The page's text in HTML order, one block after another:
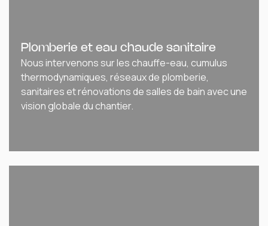
Plomberie et eau chaude sanitaire
Nous intervenons sur les chauffe-eau, cumulus
thermodynamiques, réseaux de plomberie,
sanitaires et rénovations de salles de bain avec une
vision globale du chantier.